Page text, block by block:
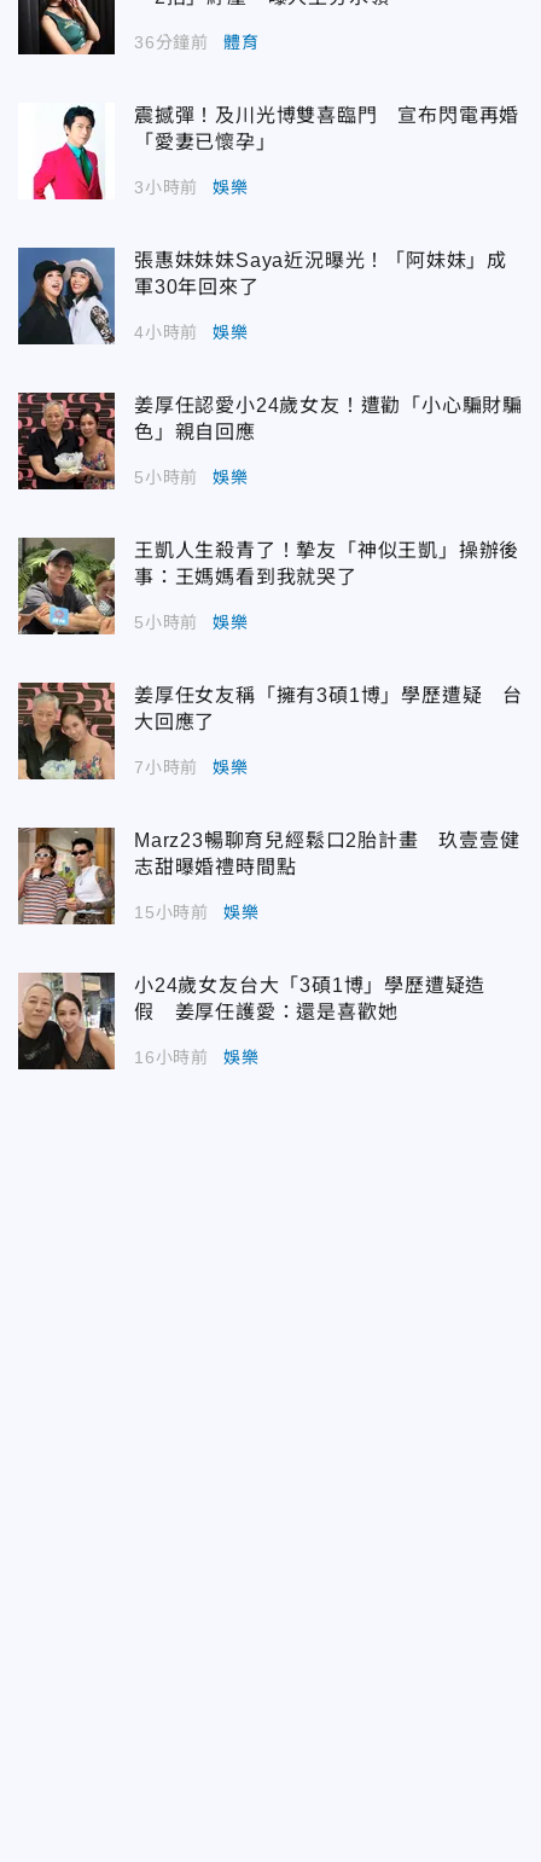
36分鐘前 體育
震撼彈！及川光博雙喜臨門 宣布閃電再婚
「愛妻已懷孕」
3小時前 娛樂
張惠妹妹妹Saya近況曝光！「阿妹妹」成
軍30年回來了
4小時前 娛樂
姜厚任認愛小24歲女友！遭勸「小心騙財騙
色」親自回應
5小時前 娛樂
王凱人生殺青了！摯友「神似王凱」操辦後
事：王媽媽看到我就哭了
5小時前 娛樂
姜厚任女友稱「擁有3碩1博」學歷遭疑 台
大回應了
7小時前 娛樂
Marz23暢聊育兒經鬆口2胎計畫 玖壹壹健
志甜曝婚禮時間點
15小時前 娛樂
小24歲女友台大「3碩1博」學歷遭疑造
假 姜厚任護愛：還是喜歡她
16小時前 娛樂